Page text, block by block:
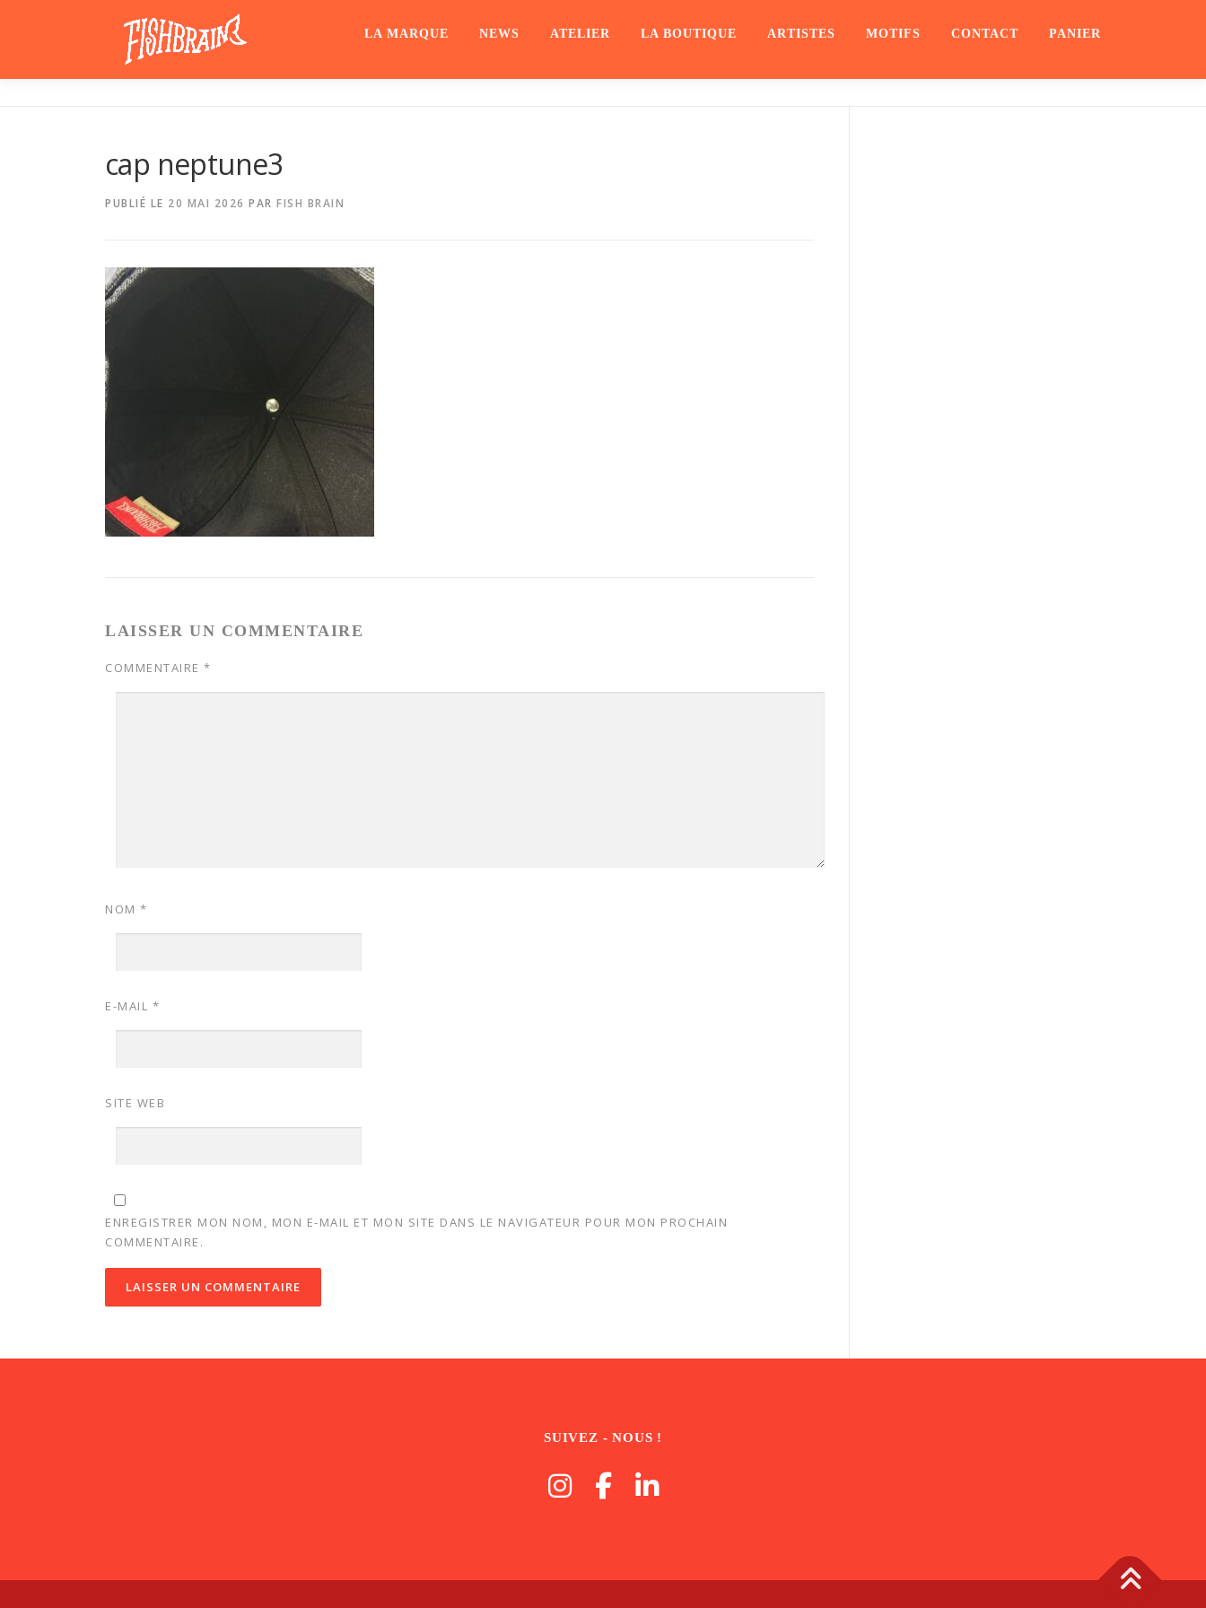
LA MARQUE NEWS ATELIER LA BOUTIQUE ARTISTES MOTIFS CONTACT PANIER
cap neptune3
PUBLIÉ LE 20 MAI 2026 PAR FISH BRAIN
LAISSER UN COMMENTAIRE
COMMENTAIRE *
NOM *
E-MAIL *
SITE WEB
ENREGISTRER MON NOM, MON E-MAIL ET MON SITE DANS LE NAVIGATEUR POUR MON PROCHAIN
COMMENTAIRE.
SUIVEZ - NOUS !